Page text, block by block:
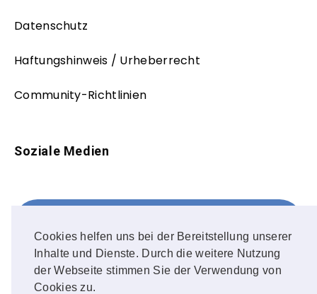
Cookies helfen uns bei der Bereitstellung unserer
Inhalte und Dienste. Durch die weitere Nutzung
der Webseite stimmen Sie der Verwendung von
Cookies zu.
Datenschutz
Haftungshinweis / Urheberrecht
Community-Richtlinien
Soziale Medien
FOLLOW ME!
Instagram
OUR PHOTOS!